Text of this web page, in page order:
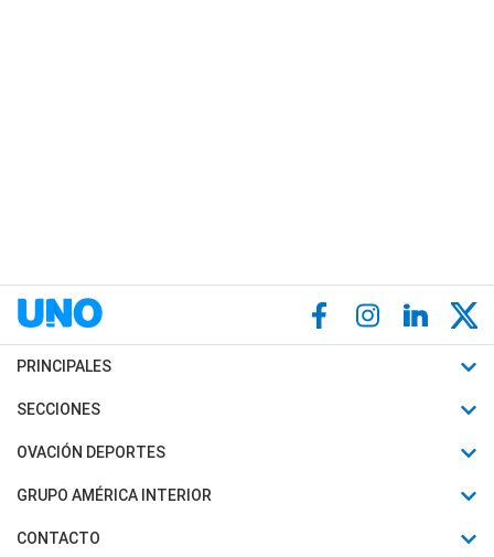
PRINCIPALES
Últimas Noticias
Política
Judiciales
SECCIONES
Horóscopo
Motores
OVACIÓN DEPORTES
Fútbol
Mundial
GRUPO AMÉRICA INTERIOR
Canal 7 en Vivo
CONTACTO